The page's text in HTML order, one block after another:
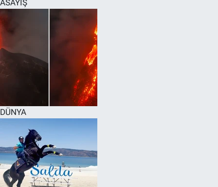
ASAYİŞ
DÜNYA